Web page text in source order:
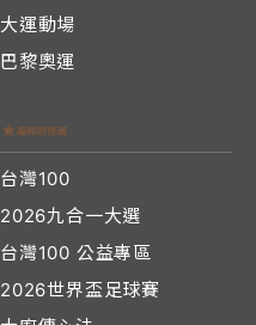
大運動場
巴黎奧運
台灣100
2026九合一大選
台灣100 公益專區
2026世界盃足球賽